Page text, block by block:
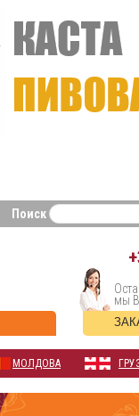
Поиск
мы
МОЛДОВА